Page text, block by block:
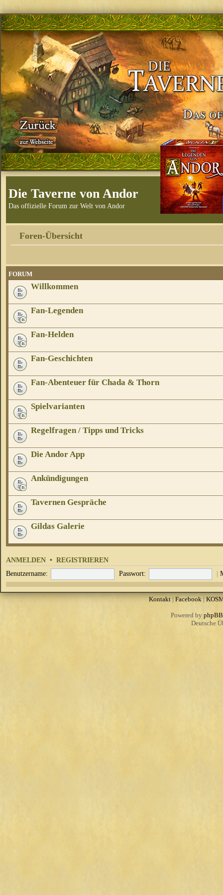
Die Taverne von Andor
Das offizielle Forum zur Welt von Andor
Foren-Übersicht
FORUM
Willkommen
Fan-Legenden
Fan-Helden
Fan-Geschichten
Fan-Abenteuer für Chada & Thorn
Spielvarianten
Regelfragen / Tipps und Tricks
Die Andor App
Ankündigungen
Tavernen Gespräche
Gildas Galerie
ANMELDEN • REGISTRIEREN
Benutzername: Passwort: |
Kontakt| Facebook|
Powered by phpBB
Deutsche